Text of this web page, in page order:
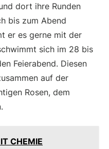
dort ihre Runden
bis zum Abend
er es gerne mit der
sich im 28 bis
Feierabend. Diesen
auf der
Rosen, dem
CHEMIE